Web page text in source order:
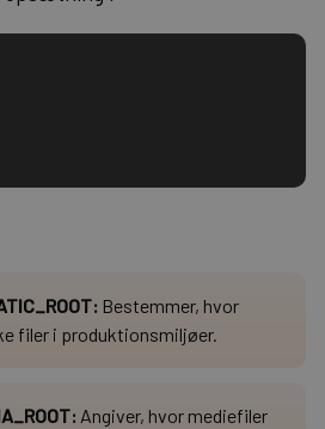
Bestemmer, hvor
filer i produktionsmiljøer.
Angiver, hvor mediefiler